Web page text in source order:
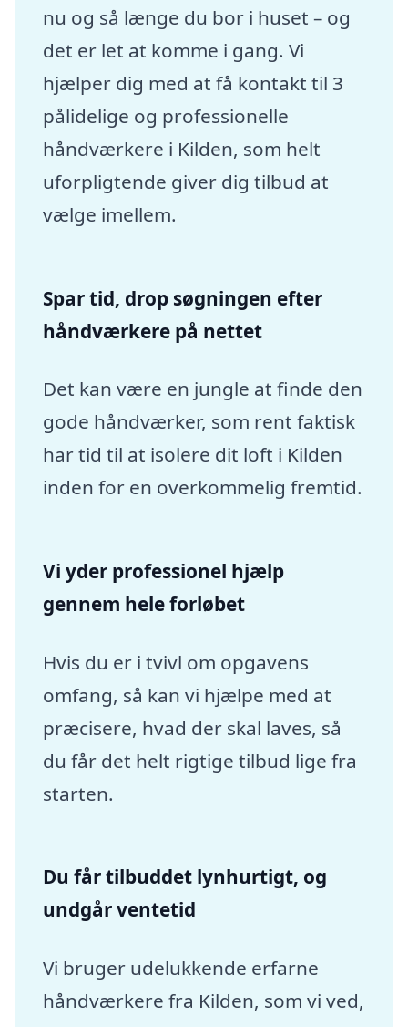
nu og så længe du bor i huset – og
det er let at komme i gang. Vi
hjælper dig med at få kontakt til 3
pålidelige og professionelle
håndværkere i Kilden, som helt
uforpligtende giver dig tilbud at
vælge imellem.
Spar tid, drop søgningen efter
håndværkere på nettet
Det kan være en jungle at finde den
gode håndværker, som rent faktisk
har tid til at isolere dit loft i Kilden
inden for en overkommelig fremtid.
Vi yder professionel hjælp
gennem hele forløbet
Hvis du er i tvivl om opgavens
omfang, så kan vi hjælpe med at
præcisere, hvad der skal laves, så
du får det helt rigtige tilbud lige fra
starten.
Du får tilbuddet lynhurtigt, og
undgår ventetid
Vi bruger udelukkende erfarne
håndværkere fra Kilden, som vi ved,